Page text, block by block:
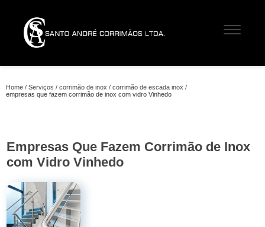
Home Serviços corrimão de inox
corrimão de escada inox
empresas que fazem corrimão de inox com vidro Vinhedo
Empresas Que Fazem Corrimão de Inox
com Vidro Vinhedo